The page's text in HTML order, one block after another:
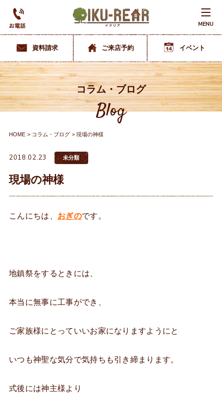
MENU
資料請求 ご来店予約 イベント
コラム・ブログ
Blog
HOME コラム・ブログ 現場の神様
2018.02.23 未分類
現場の神様
こんにちは、 おぎのです。
地鎮祭をするときには、
本当に無事に工事ができ、
ご家族様にとっていいお家になりますようにと
いつも神聖な気分で気持ちも引き締まります。
式後には神主様より